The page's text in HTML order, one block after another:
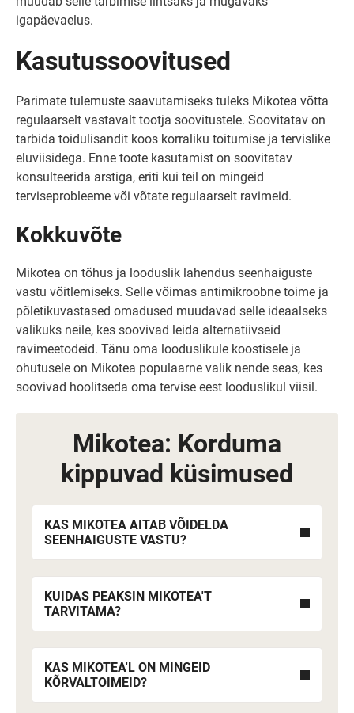
igapäevaelus.
Kasutussoovitused
Parimate tulemuste saavutamiseks tuleks Mikotea võtta
regulaarselt vastavalt tootja soovitustele. Soovitatav on
tarbida toidulisandit koos korraliku toitumise ja tervislike
eluviisidega. Enne toote kasutamist on soovitatav
konsulteerida arstiga, eriti kui teil on mingeid
terviseprobleeme või võtate regulaarselt ravimeid.
Kokkuvõte
Mikotea on tõhus ja looduslik lahendus seenhaiguste
vastu võitlemiseks. Selle võimas antimikroobne toime ja
põletikuvastased omadused muudavad selle ideaalseks
valikuks neile, kes soovivad leida alternatiivseid
ravimeetodeid. Tänu oma looduslikule koostisele ja
ohutusele on Mikotea populaarne valik nende seas, kes
soovivad hoolitseda oma tervise eest looduslikul viisil.
Mikotea: Korduma
kippuvad küsimused
KAS MIKOTEA AITAB VÕIDELDA
SEENHAIGUSTE VASTU?
KUIDAS PEAKSIN MIKOTEA'T
TARVITAMA?
KAS MIKOTEA'L ON MINGEID
KÕRVALTOIMEID?